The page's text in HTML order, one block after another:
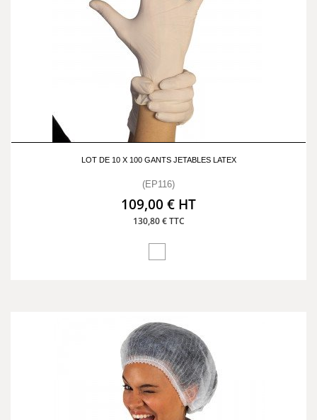
LOT DE 10 X 100 GANTS JETABLES LATEX
(EP116)
109,00 € HT
130,80 € TTC